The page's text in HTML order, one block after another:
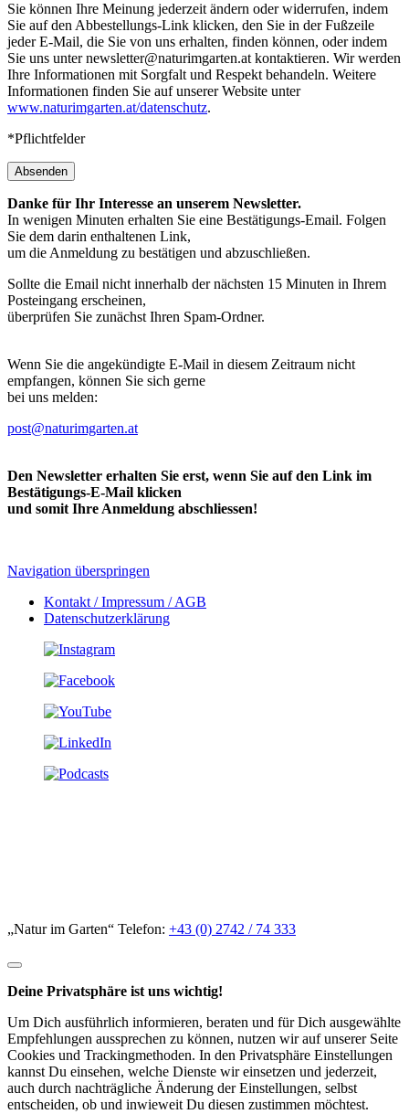
Sie können Ihre Meinung jederzeit ändern oder widerrufen, indem
Sie auf den Abbestellungs-Link klicken, den Sie in der Fußzeile
jeder E-Mail, die Sie von uns erhalten, finden können, oder indem
Sie uns unter newsletter@naturimgarten.at kontaktieren. Wir werden
Ihre Informationen mit Sorgfalt und Respekt behandeln. Weitere
Informationen finden Sie auf unserer Website unter
www.naturimgarten.at/datenschutz.
*Pflichtfelder
Absenden
Danke für Ihr Interesse an unserem Newsletter.
In wenigen Minuten erhalten Sie eine Bestätigungs-Email. Folgen
Sie dem darin enthaltenen Link,
um die Anmeldung zu bestätigen und abzuschließen.
Sollte die Email nicht innerhalb der nächsten 15 Minuten in Ihrem
Posteingang erscheinen,
überprüfen Sie zunächst Ihren Spam-Ordner.
Wenn Sie die angekündigte E-Mail in diesem Zeitraum nicht
empfangen, können Sie sich gerne
bei uns melden:
post@naturimgarten.at
Den Newsletter erhalten Sie erst, wenn Sie auf den Link im
Bestätigungs-E-Mail klicken
und somit Ihre Anmeldung abschliessen!
Navigation überspringen
Kontakt / Impressum / AGB
Datenschutzerklärung
„Natur im Garten“ Telefon: +43 (0) 2742 / 74 333
Deine Privatsphäre ist uns wichtig!
Um Dich ausführlich informieren, beraten und für Dich ausgewählte
Empfehlungen aussprechen zu können, nutzen wir auf unserer Seite
Cookies und Trackingmethoden. In den Privatsphäre Einstellungen
kannst Du einsehen, welche Dienste wir einsetzen und jederzeit,
auch durch nachträgliche Änderung der Einstellungen, selbst
entscheiden, ob und inwieweit Du diesen zustimmen möchtest.